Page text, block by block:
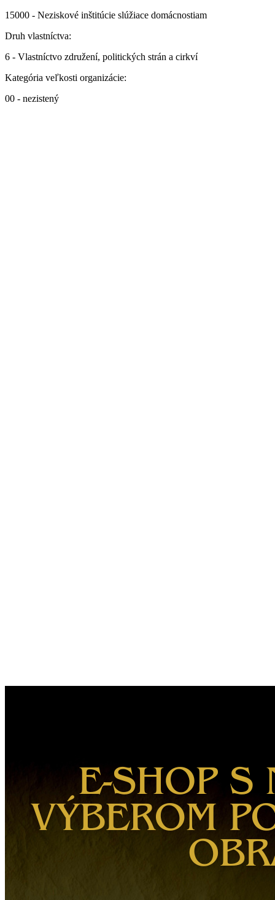
15000 - Neziskové inštitúcie slúžiace domácnostiam
Druh vlastníctva:
6 - Vlastníctvo združení, politických strán a cirkví
Kategória veľkosti organizácie:
00 - nezistený